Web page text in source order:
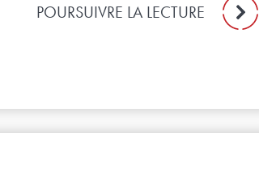
POURSUIVRE LA LECTURE